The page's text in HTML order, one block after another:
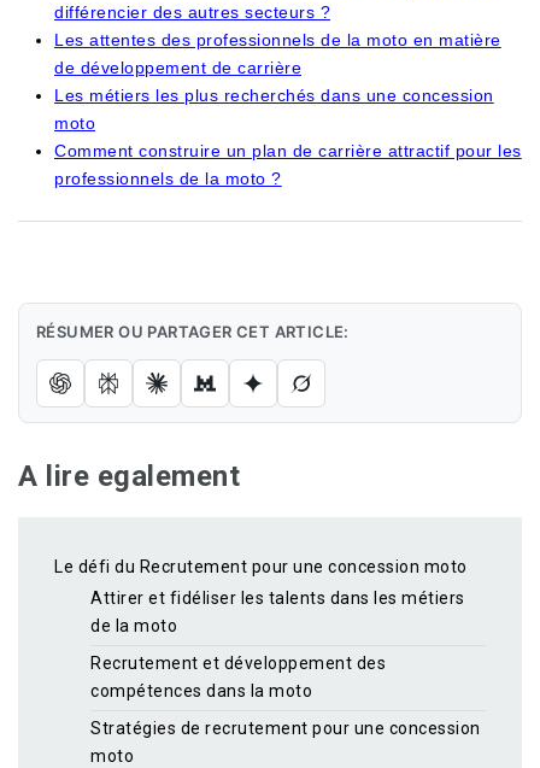
différencier des autres secteurs ?
Les attentes des professionnels de la moto en matière
de développement de carrière
Les métiers les plus recherchés dans une concession
moto
Comment construire un plan de carrière attractif pour les
professionnels de la moto ?
RÉSUMER OU PARTAGER CET ARTICLE:
A lire egalement
Le défi du Recrutement pour une concession moto
Attirer et fidéliser les talents dans les métiers
de la moto
Recrutement et développement des
compétences dans la moto
Stratégies de recrutement pour une concession
moto